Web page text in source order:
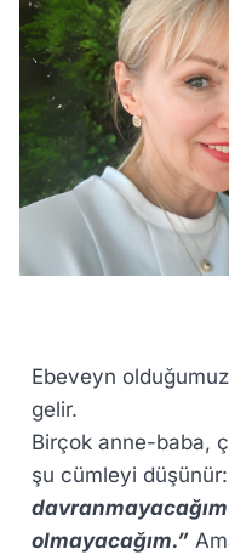
Ebeveyn
gelir.
Birçok anne-baba,
şu cümleyi düşünür:
olmayacağım.”